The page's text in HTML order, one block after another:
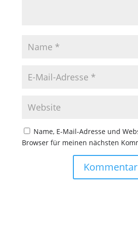
Name, E-Mail-Adresse und
Browser für meinen nächsten